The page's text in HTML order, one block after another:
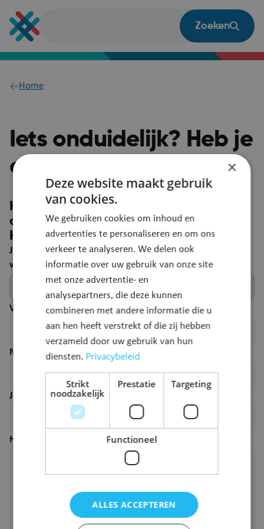
en
naar
inhoud
Zoeken
Breadcrumb
Home
Iets onduidelijk? Heb je
een vraag?
Heb je een suggestie om deze pagina
duidelijker te maken?
Heb je een vraag? Laat het ons weten!
Je feedback wordt automatisch gelinkt aan deze
webpagina.
Voornaam*
Naam
Je e-mailadres*
Hoe kunnen we deze pagina verbeteren?
×
Deze website maakt gebruik
van cookies.
We gebruiken cookies om inhoud en
advertenties te personaliseren en om ons
verkeer te analyseren. We delen ook
informatie over uw gebruik van onze site
met onze advertentie- en
analysepartners, die deze kunnen
combineren met andere informatie die u
aan hen heeft verstrekt of die zij hebben
verzameld door uw gebruik van hun
diensten. Privacybeleid
Strikt
noodzakelijk
Prestatie Targeting
Functioneel
ALLES ACCEPTEREN